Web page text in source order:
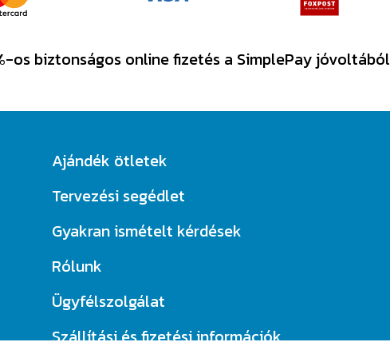
os biztonságos online fizetés a SimplePay jóvoltából
Ajándék ötletek
Tervezési segédlet
Gyakran ismételt kérdések
Rólunk
Ügyfélszolgálat
Szállítási és fizetési információk